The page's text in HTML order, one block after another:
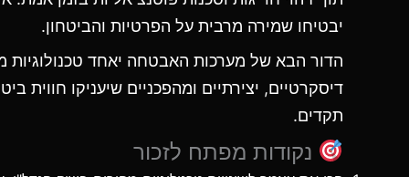
יבטיחו שמירה מרבית על הפרטיות והביטחון.
הדור הבא של מערכות האבטחה יאחד טכנולוגיות
דיסקרטיים, יצירתיים ומהפכניים שיעניקו חווית
תקדים.
נקודות מפתח לזכור